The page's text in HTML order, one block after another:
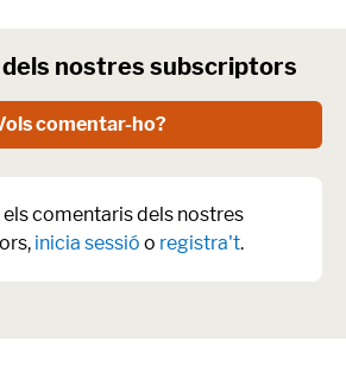
nostres subscriptors
comentar-ho?
els comentaris dels nostres
inicia sessió o registra't.